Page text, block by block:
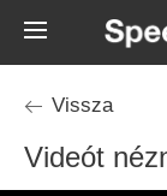
Vissza
Videót